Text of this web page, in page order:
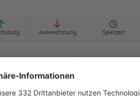
Auswechslung Spielzeit